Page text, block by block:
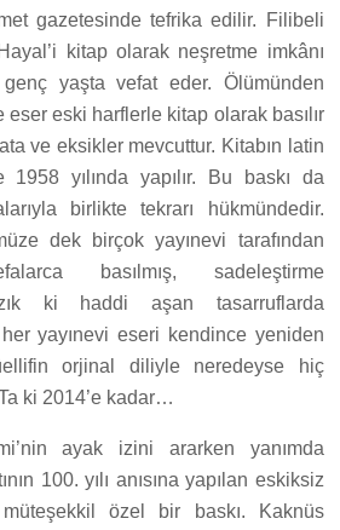
gazetesinde tefrika edilir. Filibeli
kitap olarak neşretme imkânı
genç yaşta vefat eder. Ölümünden
eser eski harflerle kitap olarak basılır
ve eksikler mevcuttur. Kitabın latin
1958 yılında yapılır. Bu baskı da
birlikte tekrarı hükmündedir.
dek birçok yayınevi tarafından
basılmış, sadeleştirme
ki haddi aşan tasarruflarda
yayınevi eseri kendince yeniden
orjinal diliyle neredeyse hiç
ki 2014’e kadar…
ayak izini ararken yanımda
100. yılı anısına yapılan eskiksiz
özel bir baskı. Kaknüs